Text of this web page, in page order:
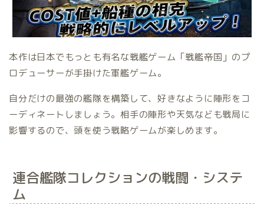
本作は日本でもっとも有名な戦艦ゲーム「戦艦帝国」のプ
ロデューサーが手掛けた軍艦ゲーム。
自分だけの最強の艦隊を構築して、好きなように陣形をコ
ーディネートしましょう。相手の陣形や天気なども戦局に
影響するので、頭を使う戦略ゲームが楽しめます。
連合艦隊コレクションの戦闘・システ
ム